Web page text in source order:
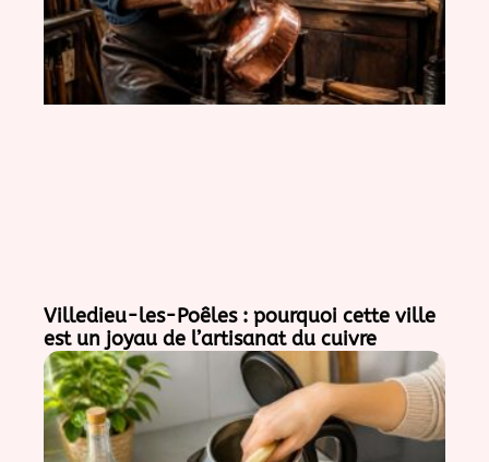
Villedieu-les-Poêles : pourquoi cette ville
est un joyau de l’artisanat du cuivre